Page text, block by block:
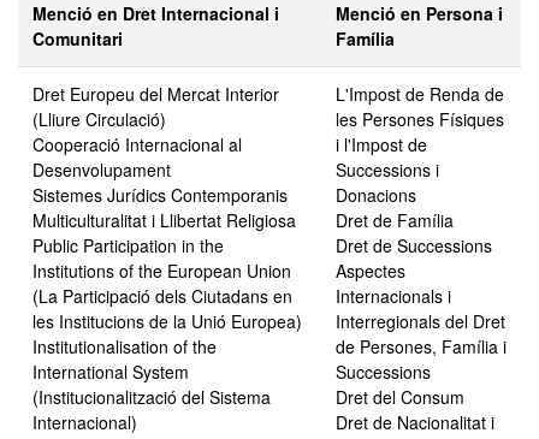
Menció en Dret Internacional i
Comunitari
Menció en Persona i
Família
Dret Europeu del Mercat Interior
(Lliure Circulació)
Cooperació Internacional al
Desenvolupament
Sistemes Jurídics Contemporanis
Multiculturalitat i Llibertat Religiosa
Public Participation in the
Institutions of the European Union
(La Participació dels Ciutadans en
les Institucions de la Unió Europea)
Institutionalisation of the
International System
(Institucionalització del Sistema
Internacional)
L'Impost de Renda de
les Persones Físiques
i l'Impost de
Successions i
Donacions
Dret de Família
Dret de Successions
Aspectes
Internacionals i
Interregionals del Dret
de Persones, Família i
Successions
Dret del Consum
Dret de Nacionalitat i